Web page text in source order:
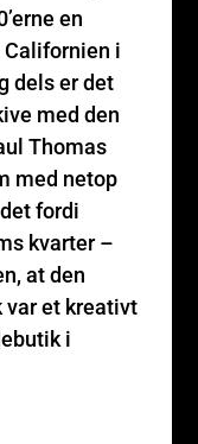
en
i
dels er det
med den
Thomas
med netop
fordi
kvarter –
at den
et kreativt
i